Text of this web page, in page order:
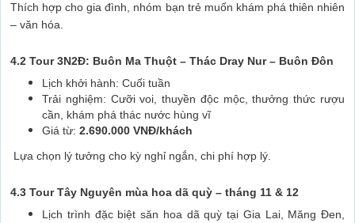
Thích hợp cho gia đình, nhóm bạn trẻ muốn khám phá thiên nhiên
– văn hóa.
4.2 Tour 3N2Đ: Buôn Ma Thuột – Thác Dray Nur – Buôn Đôn
Lịch khởi hành: Cuối tuần
Trải nghiệm: Cưỡi voi, thuyền độc mộc, thưởng thức rượu
cần, khám phá thác nước hùng vĩ
Giá từ: 2.690.000 VNĐ/khách
Lựa chọn lý tưởng cho kỳ nghỉ ngắn, chi phí hợp lý.
4.3 Tour Tây Nguyên mùa hoa dã quỳ – tháng 11 & 12
Lịch trình đặc biệt săn hoa dã quỳ tại Gia Lai, Măng Đen,